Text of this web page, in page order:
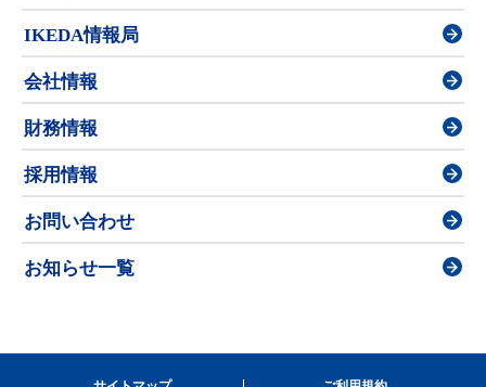
IKEDA情報局
会社情報
財務情報
採用情報
お問い合わせ
お知らせ一覧